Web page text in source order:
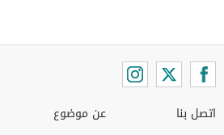
اتصل بنا
عن موضوع